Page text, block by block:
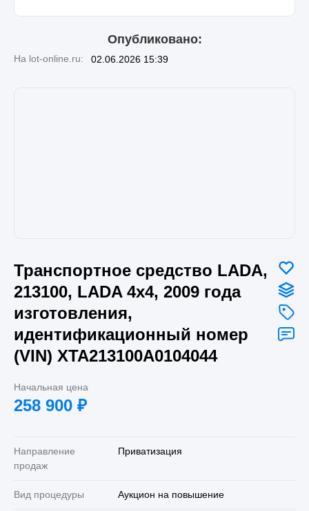
Опубликовано:
На lot-online.ru: 02.06.2026 15:39
Транспортное средство LADA,
213100, LADA 4x4, 2009 года
изготовления,
идентификационный номер
(VIN) ХТА213100А0104044
Начальная цена
258 900 ₽
Направление
продаж
Приватизация
Вид процедуры Аукцион на повышение